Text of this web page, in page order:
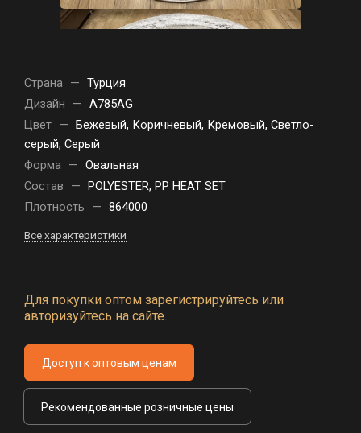
Страна — Турция
Дизайн
— A785AG
Цвет — Бежевый, Коричневый, Кремовый, Светло-
серый, Серый
Форма — Овальная
Состав
— POLYESTER, PP HEAT SET
Плотность
— 864000
Все характеристики
Для покупки оптом зарегистрируйтесь или
авторизуйтесь на сайте.
Доступ к оптовым ценам
Рекомендованные розничные цены